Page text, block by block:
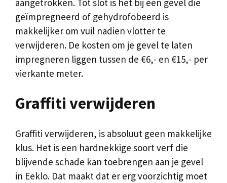
geïmpregneerd of gehydrofobeerd is
makkelijker om vuil nadien vlotter te
verwijderen. De kosten om je gevel te laten
impregneren liggen tussen de €6,- en €15,- per
vierkante meter.
Graffiti verwijderen
Graffiti verwijderen, is absoluut geen makkelijke
klus. Het is een hardnekkige soort verf die
blijvende schade kan toebrengen aan je gevel
in Eeklo. Dat maakt dat er erg voorzichtig moet